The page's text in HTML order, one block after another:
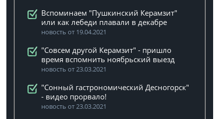
Вспоминаем "Пушкинский Керамзит"
или как лебеди плавали в декабре
новость от 19.04.2021
"Совсем другой Керамзит" - пришло
время вспомнить ноябрьский выезд
новость от 23.03.2021
"Сонный гастрономический Десногорск"
- видео прорвало!
новость от 23.03.2021